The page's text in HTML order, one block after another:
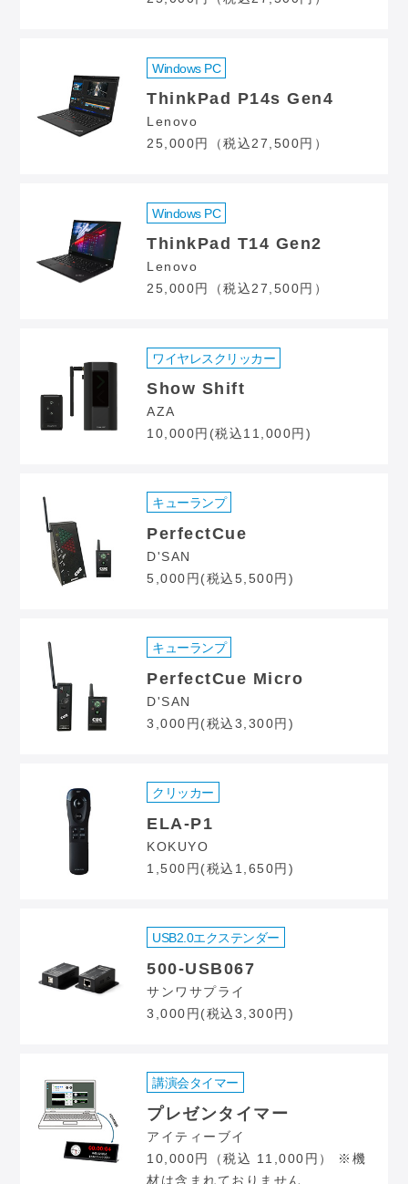
Windows PC
ThinkPad P14s Gen4
Lenovo
25,000円（税込27,500円）
Windows PC
ThinkPad T14 Gen2
Lenovo
25,000円（税込27,500円）
ワイヤレスクリッカー
Show Shift
AZA
10,000円(税込11,000円)
キューランプ
PerfectCue
D'SAN
5,000円(税込5,500円)
キューランプ
PerfectCue Micro
D'SAN
3,000円(税込3,300円)
クリッカー
ELA-P1
KOKUYO
1,500円(税込1,650円)
USB2.0エクステンダー
500-USB067
サンワサプライ
3,000円(税込3,300円)
講演会タイマー
プレゼンタイマー
アイティーブイ
10,000円（税込 11,000円） ※機
材は含まれておりません